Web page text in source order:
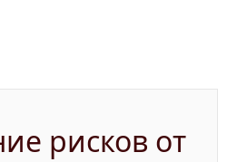
рисков от